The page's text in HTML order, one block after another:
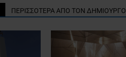
ΠΕΡΙΣΣΟΤΕΡΑ ΑΠΟ ΤΟΝ ΔΗΜΙΟΥΡΓΟ